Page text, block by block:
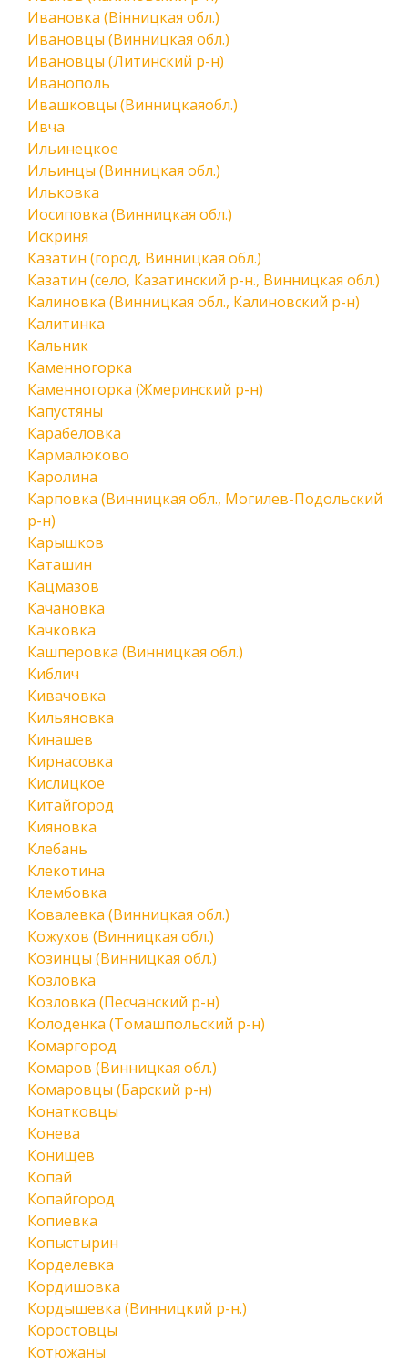
Ивановка (Вінницкая обл.)
Ивановцы (Винницкая обл.)
Ивановцы (Литинский р-н)
Иванополь
Ивашковцы (Винницкаяобл.)
Ивча
Ильинецкое
Ильинцы (Винницкая обл.)
Ильковка
Иосиповка (Винницкая обл.)
Искриня
Казатин (город, Винницкая обл.)
Казатин (село, Казатинский р-н., Винницкая обл.)
Калиновка (Винницкая обл., Калиновский р-н)
Калитинка
Кальник
Каменногорка
Каменногорка (Жмеринский р-н)
Капустяны
Карабеловка
Кармалюково
Каролина
Карповка (Винницкая обл., Могилев-Подольский
р-н)
Карышков
Каташин
Кацмазов
Качановка
Качковка
Кашперовка (Винницкая обл.)
Киблич
Кивачовка
Кильяновка
Кинашев
Кирнасовка
Кислицкое
Китайгород
Кияновка
Клебань
Клекотина
Клембовка
Ковалевка (Винницкая обл.)
Кожухов (Винницкая обл.)
Козинцы (Винницкая обл.)
Козловка
Козловка (Песчанский р-н)
Колоденка (Томашпольский р-н)
Комаргород
Комаров (Винницкая обл.)
Комаровцы (Барский р-н)
Конатковцы
Конева
Конищев
Копай
Копайгород
Копиевка
Копыстырин
Корделевка
Кордишовка
Кордышевка (Винницкий р-н.)
Коростовцы
Котюжаны